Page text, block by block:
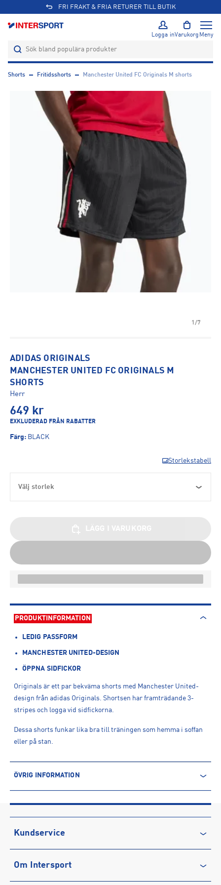
FRI FRAKT & FRIA RETURER TILL BUTIK
Logga inVarukorg Meny
Shorts Fritidsshorts Manchester United FC Originals M shorts
1/7
ADIDAS ORIGINALS
MANCHESTER UNITED FC ORIGINALS M
SHORTS
Herr
649 kr
EXKLUDERAD FRÅN RABATTER
Färg: BLACK
Storlekstabell
Välj storlek
PRODUKTINFORMATION
LEDIG PASSFORM
MANCHESTER UNITED-DESIGN
ÖPPNA SIDFICKOR
Originals är ett par bekväma shorts med Manchester United-
design från adidas Originals. Shortsen har framträdande 3-
stripes och logga vid sidfickorna.
Dessa shorts funkar lika bra till träningen som hemma i soffan
eller på stan.
ÖVRIG INFORMATION
Produktnummer: 1616389
Leverantörens produktnummer: JZ2229
Artikelnummer: 161638901-BLACK
Tillverkaradress
Kontakt tillverkare: https://www.adidas.se/
Kundservice
Vanliga frågor & svar
Om Intersport